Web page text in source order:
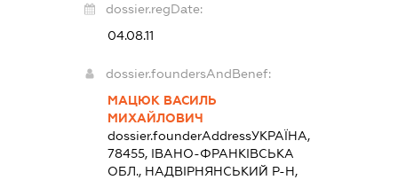
dossier.regDate:
04.08.11
dossier.foundersAndBenef:
МАЦЮК ВАСИЛЬ
МИХАЙЛОВИЧ
dossier.founderAddressУКРАЇНА,
78455, ІВАНО-ФРАНКІВСЬКА
ОБЛ., НАДВІРНЯНСЬКИЙ Р-Н,